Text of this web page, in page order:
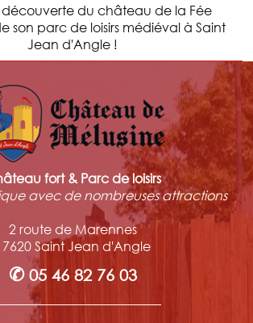
découverte du château de la Fée
son parc de loisirs médiéval à Saint
Jean d'Angle !
fort & Parc de loisirs
avec de nombreuses attractions
2 route de Marennes
Saint Jean d'Angle
✆ 05 46 82 76 03